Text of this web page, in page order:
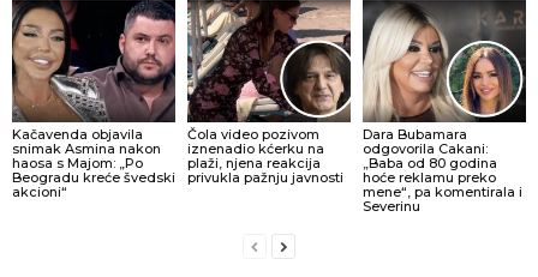
Kačavenda objavila
snimak Asmina nakon
haosa s Majom: „Po
Beogradu kreće švedski
akcioni“
Čola video pozivom
iznenadio kćerku na
plaži, njena reakcija
privukla pažnju javnosti
Dara Bubamara
odgovorila Cakani:
„Baba od 80 godina
hoće reklamu preko
mene“, pa komentirala i
Severinu